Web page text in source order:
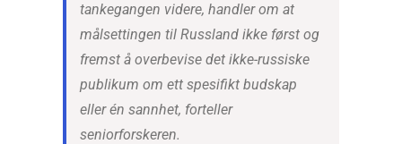
tankegangen videre, handler om at
målsettingen til Russland ikke først og
fremst å overbevise det ikke-russiske
publikum om ett spesifikt budskap
eller én sannhet, forteller
seniorforskeren.